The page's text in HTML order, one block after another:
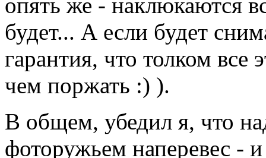
будет... А если будет
гарантия, что толком все
чем поржать :) ).
В общем, убедил я, что
фоторужьем наперевес -